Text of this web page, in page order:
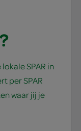
SPAR in
per SPAR
waar jij je